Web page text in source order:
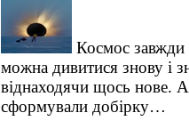
Космос завжди
можна дивитися знову і
віднаходячи щось нове.
сформували добірку…